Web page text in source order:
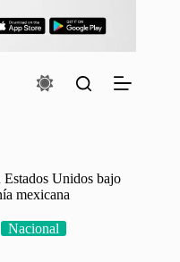
Unidos bajo
mexicana
Nacional